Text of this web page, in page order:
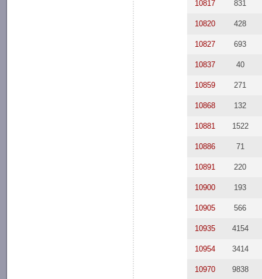
10817 831
10820 428
10827 693
10837 40
10859 271
10868 132
10881 1522
10886 71
10891 220
10900 193
10905 566
10935 4154
10954 3414
10970 9838